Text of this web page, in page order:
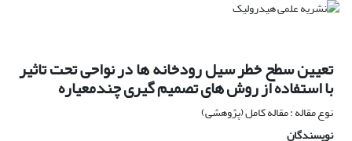
تعیین سطح خطر سیل رودخانه ها در نواحی تحت تاثیر
با استفاده از روش های تصمیم گیری چندمعیاره
نوع مقاله : مقاله کامل (پژوهشی)
نویسندگان